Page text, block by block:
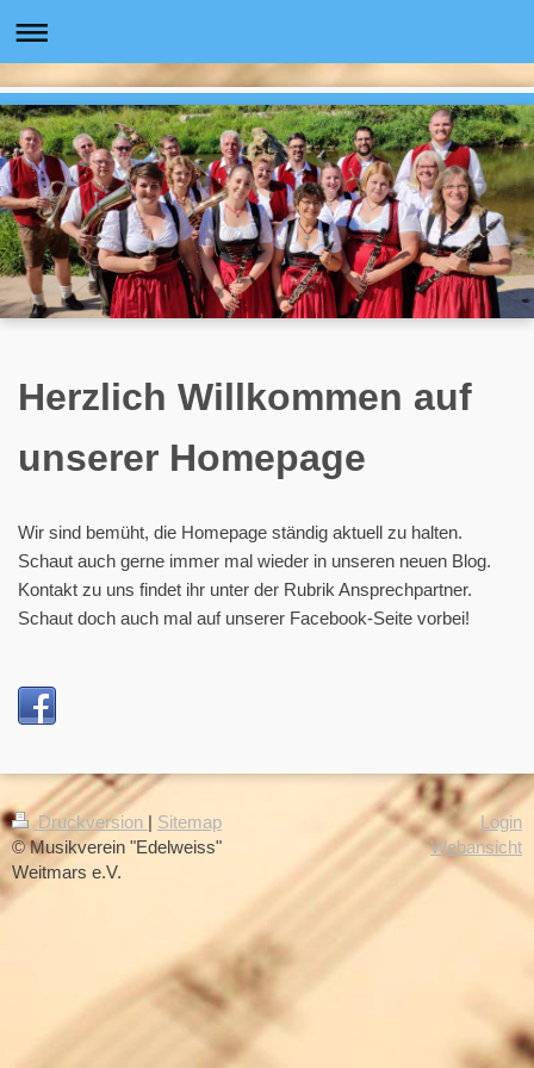
Herzlich Willkommen auf
unserer Homepage
Wir sind bemüht, die Homepage ständig aktuell zu halten.
Schaut auch gerne immer mal wieder in unseren neuen Blog.
Kontakt zu uns findet ihr unter der Rubrik Ansprechpartner.
Schaut doch auch mal auf unserer Facebook-Seite vorbei!
Druckversion | Sitemap
© Musikverein "Edelweiss"
Weitmars e.V.
Login
Webansicht